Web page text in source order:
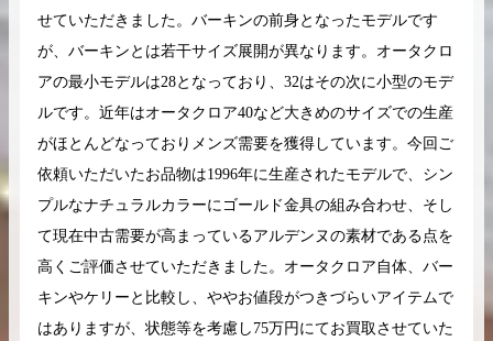
せていただきました。バーキンの前身となったモデルです
が、バーキンとは若干サイズ展開が異なります。オータクロ
アの最小モデルは28となっており、32はその次に小型のモデ
ルです。近年はオータクロア40など大きめのサイズでの生産
がほとんどなっておりメンズ需要を獲得しています。今回ご
依頼いただいたお品物は1996年に生産されたモデルで、シン
プルなナチュラルカラーにゴールド金具の組み合わせ、そし
て現在中古需要が高まっているアルデンヌの素材である点を
高くご評価させていただきました。オータクロア自体、バー
キンやケリーと比較し、ややお値段がつきづらいアイテムで
はありますが、状態等を考慮し75万円にてお買取させていた